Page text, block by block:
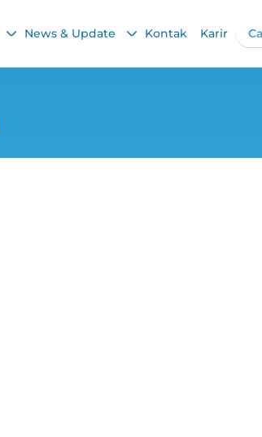
News & Update Kontak Karir